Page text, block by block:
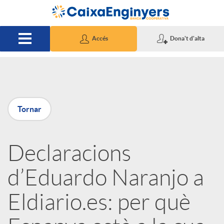
Salta al contingut principal
Accés Dona't d'alta
P
u
b
l
Tornar
Declaracions
d’Eduardo Naranjo a
Eldiario.es: per què